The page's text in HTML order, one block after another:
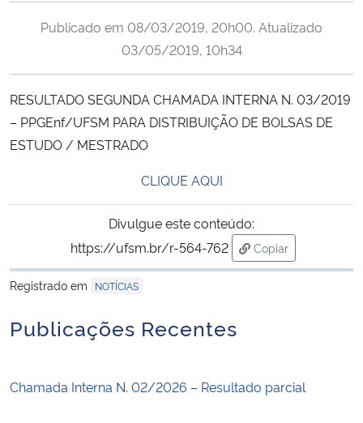
Ministério do Desenvolvimento Regional
Secretaria-Geral
Gabinete de Segurança Institucional
Advocacia-Geral da União
Publicado em 08/03/2019, 20h00. Atualizado
03/05/2019, 10h34
RESULTADO SEGUNDA CHAMADA INTERNA N. 03/2019
– PPGEnf/UFSM PARA DISTRIBUIÇÃO DE BOLSAS DE
ESTUDO / MESTRADO
CLIQUE AQUI
Divulgue este conteúdo:
https://ufsm.br/r-564-762
Copiar
para área de
Registrado em
NOTÍCIAS
Publicações Recentes
Chamada Interna N. 02/2026 – Resultado parcial